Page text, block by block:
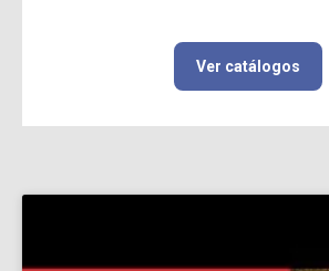
Ver catálogos